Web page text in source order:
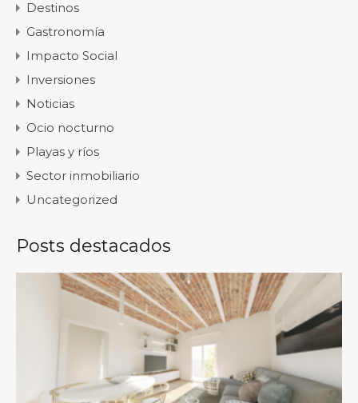
Destinos
Gastronomía
Impacto Social
Inversiones
Noticias
Ocio nocturno
Playas y ríos
Sector inmobiliario
Uncategorized
Posts destacados